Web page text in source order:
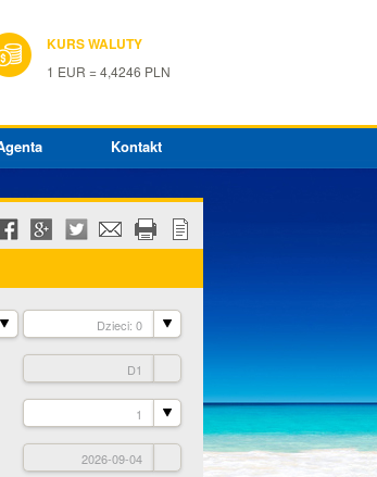
KURS WALUTY
1 EUR = 4,4246 PLN
Kontakt
Dzieci: 0
D1
1
2026-09-04